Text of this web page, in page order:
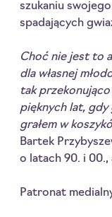
szukaniu
spadających
Choć nie jest to
dla własnej
tak
pięknych lat, gdy
grałem w
Bartek
o latach 90. i 00.,
Patronat